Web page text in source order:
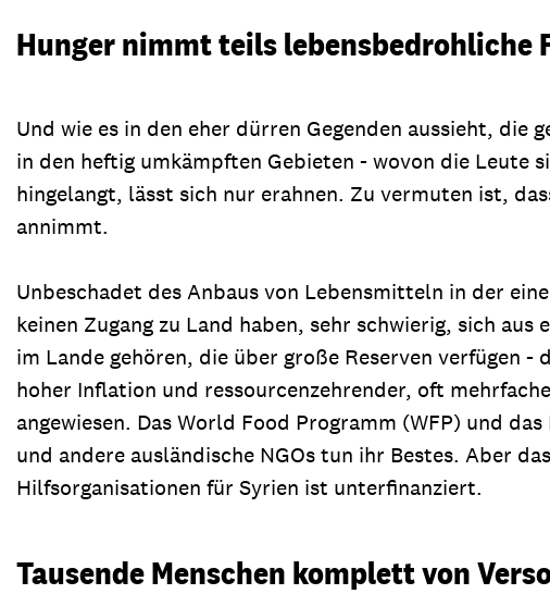
Hunger nimmt teils lebensbedrohliche
Und wie es in den eher dürren Gegenden aussieht, die
in den heftig umkämpften Gebieten - wovon die
hingelangt, lässt sich nur erahnen. Zu vermuten ist,
annimmt.
Unbeschadet des Anbaus von Lebensmitteln in der
keinen Zugang zu Land haben, sehr schwierig, sich
im Lande gehören, die über große Reserven verfügen
hoher Inflation und ressourcenzehrender, oft
angewiesen. Das World Food Programm (WFP) und
und andere ausländische NGOs tun ihr Bestes. Aber
Hilfsorganisationen für Syrien ist unterfinanziert.
Tausende Menschen komplett von